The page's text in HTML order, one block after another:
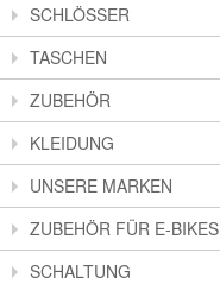
SCHLÖSSER
TASCHEN
ZUBEHÖR
KLEIDUNG
UNSERE MARKEN
ZUBEHÖR FÜR E-BIKES
SCHALTUNG